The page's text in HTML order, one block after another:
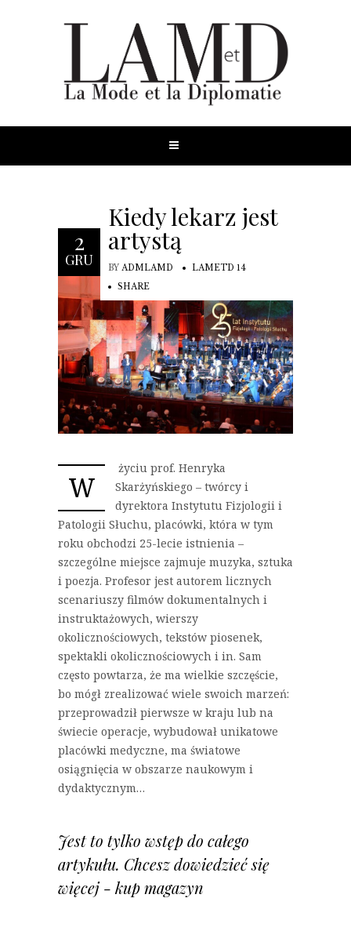
2
GRU
Kiedy lekarz jest
artystą
BY ADMLAMD
LAMETD 14
SHARE
W
życiu prof. Henryka
Skarżyńskiego – twórcy i
dyrektora Instytutu Fizjologii i
Patologii Słuchu, placówki, która w tym
roku obchodzi 25-lecie istnienia –
szczególne miejsce zajmuje muzyka, sztuka
i poezja. Profesor jest autorem licznych
scenariuszy filmów dokumentalnych i
instruktażowych, wierszy
okolicznościowych, tekstów piosenek,
spektakli okolicznościowych i in. Sam
często powtarza, że ma wielkie szczęście,
bo mógł zrealizować wiele swoich marzeń:
przeprowadził pierwsze w kraju lub na
świecie operacje, wybudował unikatowe
placówki medyczne, ma światowe
osiągnięcia w obszarze naukowym i
dydaktycznym…
Jest to tylko wstęp do całego
artykułu. Chcesz dowiedzieć się
więcej - kup magazyn